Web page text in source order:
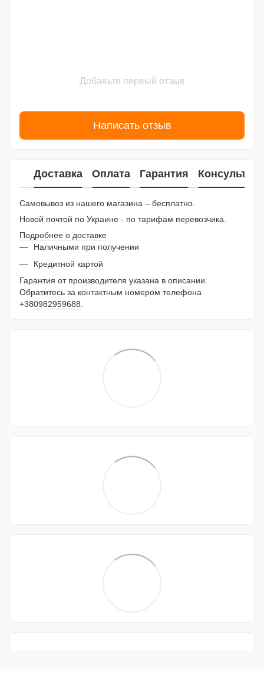
Добавьте первый отзыв
Написать отзыв
Доставка Оплата Гарантия
Самовывоз из нашего магазина – бесплатно.
Новой почтой по Украине - по тарифам перевозчика.
Подробнее о доставке
Наличными при получении
Кредитной картой
Гарантия от производителя указана в описании.
Обратитесь за контактным номером телефона
+380982959688